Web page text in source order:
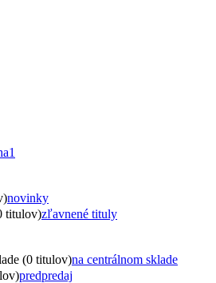
1
novinky
titulov)zľavnené tituly
(0 titulov)na centrálnom sklade
predpredaj